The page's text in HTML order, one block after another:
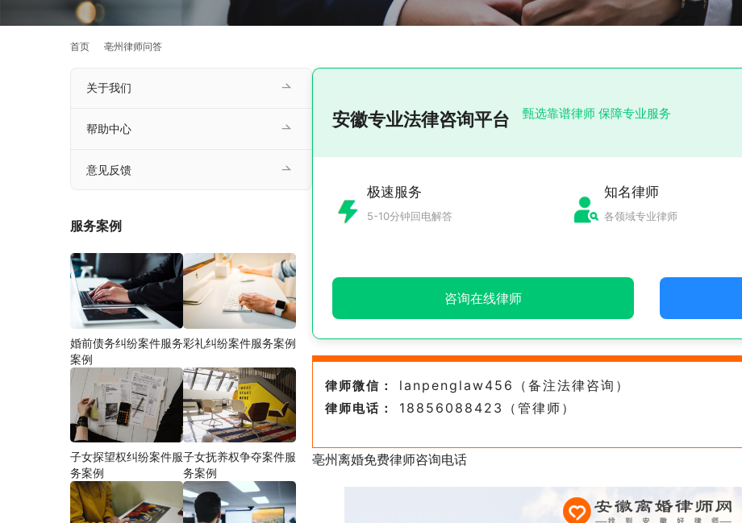
首页 亳州律师问答
安徽专业法律咨询平台 甄选靠谱律师 保障专业服务
极速服务
5-10分钟回电解答
知名律师
各领域专业律师
咨询在线律师
律师微信： lanpenglaw456（备注法律咨询）
律师电话： 18856088423（管律师）
亳州离婚免费律师咨询电话
关于我们
帮助中心
意见反馈
服务案例
婚前债务纠纷案件服务
案例
彩礼纠纷案件服务案例
子女探望权纠纷案件服
务案例
子女抚养权争夺案件服
务案例